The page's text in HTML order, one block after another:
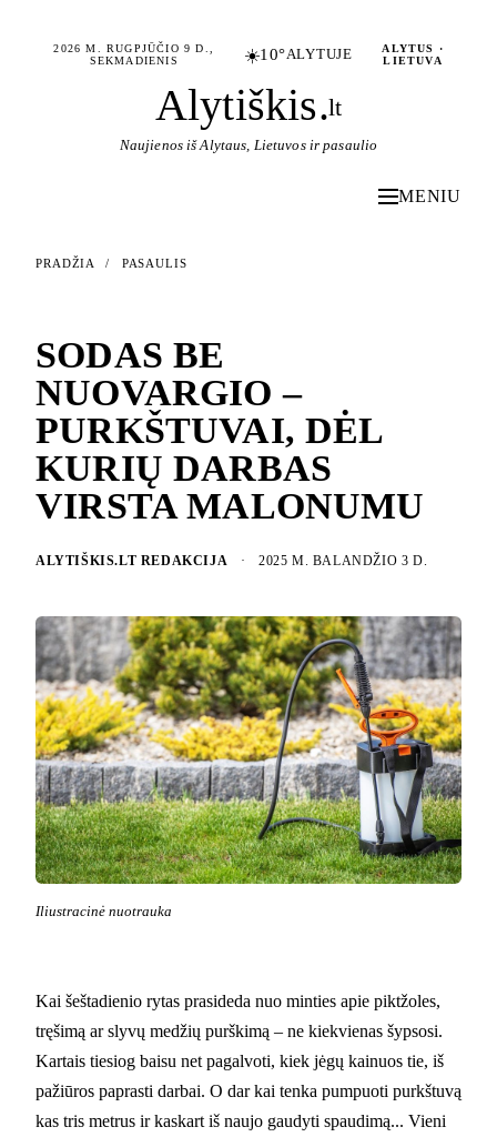
2026 M. RUGPJŪČIO 9 D.,
SEKMADIENIS
☀️10°ALYTUJE
ALYTUS ·
LIETUVA
Alytiškis.lt
Naujienos iš Alytaus, Lietuvos ir pasaulio
MENIU
PRADŽIA / PASAULIS
SODAS BE
NUOVARGIO –
PURKŠTUVAI, DĖL
KURIŲ DARBAS
VIRSTA MALONUMU
ALYTIŠKIS.LT REDAKCIJA · 2025 M. BALANDŽIO 3 D.
Iliustracinė nuotrauka
Kai šeštadienio rytas prasideda nuo minties apie piktžoles,
tręšimą ar slyvų medžių purškimą – ne kiekvienas šypsosi.
Kartais tiesiog baisu net pagalvoti, kiek jėgų kainuos tie, iš
pažiūros paprasti darbai. O dar kai tenka pumpuoti purkštuvą
kas tris metrus ir kaskart iš naujo gaudyti spaudimą... Vieni